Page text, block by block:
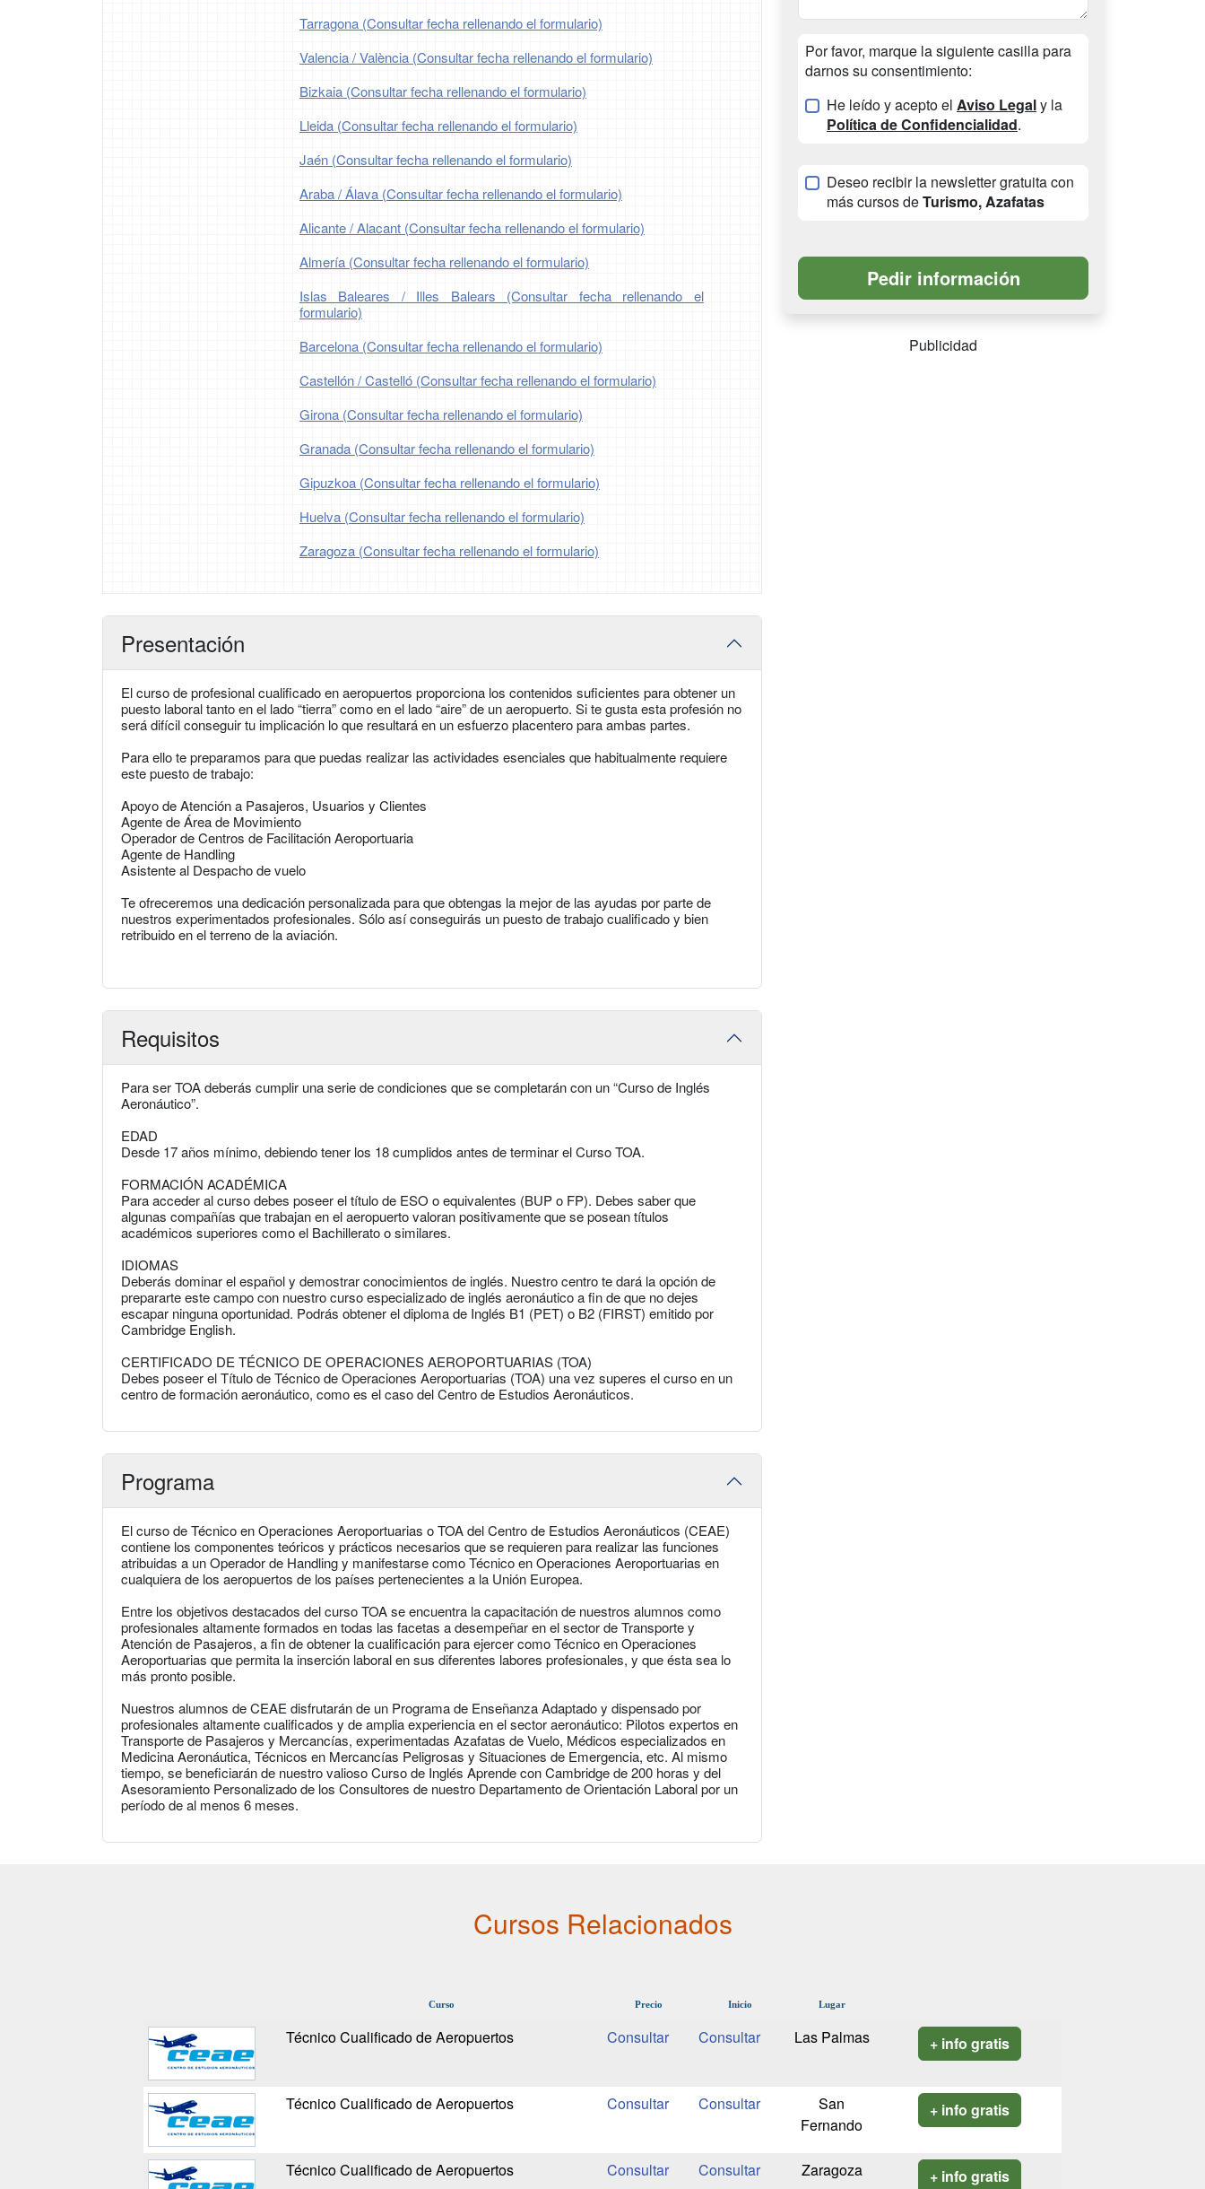
Tarragona (Consultar fecha rellenando el formulario)
Valencia / València (Consultar fecha rellenando el formulario)
Bizkaia (Consultar fecha rellenando el formulario)
Lleida (Consultar fecha rellenando el formulario)
Jaén (Consultar fecha rellenando el formulario)
Araba / Álava (Consultar fecha rellenando el formulario)
Alicante / Alacant (Consultar fecha rellenando el formulario)
Almería (Consultar fecha rellenando el formulario)
Islas Baleares / Illes Balears (Consultar fecha rellenando el
formulario)
Barcelona (Consultar fecha rellenando el formulario)
Castellón / Castelló (Consultar fecha rellenando el formulario)
Girona (Consultar fecha rellenando el formulario)
Granada (Consultar fecha rellenando el formulario)
Gipuzkoa (Consultar fecha rellenando el formulario)
Huelva (Consultar fecha rellenando el formulario)
Zaragoza (Consultar fecha rellenando el formulario)
Presentación
El curso de profesional cualificado en aeropuertos proporciona los contenidos suficientes para obtener un
puesto laboral tanto en el lado “tierra” como en el lado “aire” de un aeropuerto. Si te gusta esta profesión no
será difícil conseguir tu implicación lo que resultará en un esfuerzo placentero para ambas partes.
Para ello te preparamos para que puedas realizar las actividades esenciales que habitualmente requiere
este puesto de trabajo:
Apoyo de Atención a Pasajeros, Usuarios y Clientes
Agente de Área de Movimiento
Operador de Centros de Facilitación Aeroportuaria
Agente de Handling
Asistente al Despacho de vuelo
Te ofreceremos una dedicación personalizada para que obtengas la mejor de las ayudas por parte de
nuestros experimentados profesionales. Sólo así conseguirás un puesto de trabajo cualificado y bien
retribuido en el terreno de la aviación.
Requisitos
Para ser TOA deberás cumplir una serie de condiciones que se completarán con un “Curso de Inglés
Aeronáutico”.
EDAD
Desde 17 años mínimo, debiendo tener los 18 cumplidos antes de terminar el Curso TOA.
FORMACIÓN ACADÉMICA
Para acceder al curso debes poseer el título de ESO o equivalentes (BUP o FP). Debes saber que
algunas compañías que trabajan en el aeropuerto valoran positivamente que se posean títulos
académicos superiores como el Bachillerato o similares.
IDIOMAS
Deberás dominar el español y demostrar conocimientos de inglés. Nuestro centro te dará la opción de
prepararte este campo con nuestro curso especializado de inglés aeronáutico a fin de que no dejes
escapar ninguna oportunidad. Podrás obtener el diploma de Inglés B1 (PET) o B2 (FIRST) emitido por
Cambridge English.
CERTIFICADO DE TÉCNICO DE OPERACIONES AEROPORTUARIAS (TOA)
Debes poseer el Título de Técnico de Operaciones Aeroportuarias (TOA) una vez superes el curso en un
centro de formación aeronáutico, como es el caso del Centro de Estudios Aeronáuticos.
Programa
El curso de Técnico en Operaciones Aeroportuarias o TOA del Centro de Estudios Aeronáuticos (CEAE)
contiene los componentes teóricos y prácticos necesarios que se requieren para realizar las funciones
atribuidas a un Operador de Handling y manifestarse como Técnico en Operaciones Aeroportuarias en
cualquiera de los aeropuertos de los países pertenecientes a la Unión Europea.
Entre los objetivos destacados del curso TOA se encuentra la capacitación de nuestros alumnos como
profesionales altamente formados en todas las facetas a desempeñar en el sector de Transporte y
Atención de Pasajeros, a fin de obtener la cualificación para ejercer como Técnico en Operaciones
Aeroportuarias que permita la inserción laboral en sus diferentes labores profesionales, y que ésta sea lo
más pronto posible.
Nuestros alumnos de CEAE disfrutarán de un Programa de Enseñanza Adaptado y dispensado por
profesionales altamente cualificados y de amplia experiencia en el sector aeronáutico: Pilotos expertos en
Transporte de Pasajeros y Mercancías, experimentadas Azafatas de Vuelo, Médicos especializados en
Medicina Aeronáutica, Técnicos en Mercancías Peligrosas y Situaciones de Emergencia, etc. Al mismo
tiempo, se beneficiarán de nuestro valioso Curso de Inglés Aprende con Cambridge de 200 horas y del
Asesoramiento Personalizado de los Consultores de nuestro Departamento de Orientación Laboral por un
período de al menos 6 meses.
Por favor, marque la siguiente casilla para
darnos su consentimiento:
He leído y acepto el Aviso Legaly la
Política de Confidencialidad.
Deseo recibir la newsletter gratuita con
más cursos deTurismo, Azafatas
Publicidad
Cursos Relacionados
Curso Precio Inicio Lugar
Técnico Cualificado de Aeropuertos Las Palmas + info gratis
Técnico Cualificado de Aeropuertos
San
Fernando
+ info gratis
Técnico Cualificado de Aeropuertos Zaragoza + info gratis